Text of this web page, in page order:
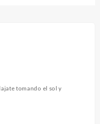
tomando el sol y